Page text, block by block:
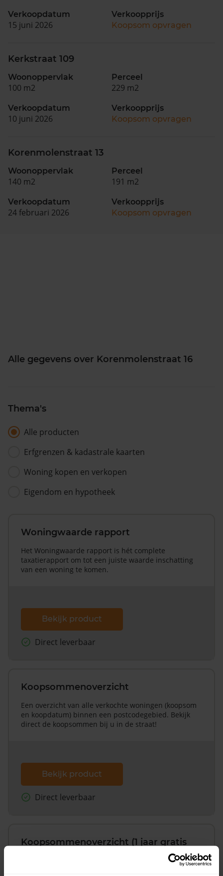
Verkoopdatum
15 juni 2026
Verkoopprijs
Koopsom opvragen
Kerkstraat 109
Woonoppervlak
100 m2
Perceel
229 m2
Verkoopdatum
10 juni 2026
Verkoopprijs
Koopsom opvragen
Korenmolenstraat 13
Woonoppervlak
140 m2
Perceel
191 m2
Verkoopdatum
24 februari 2026
Verkoopprijs
Koopsom opvragen
Alle gegevens over Korenmolenstraat 16
Thema's
Alle producten
Erfgrenzen & kadastrale kaarten
Woning kopen en verkopen
Eigendom en hypotheek
Woningwaarde rapport
Het Woningwaarde rapport is hét complete
taxatierapport om tot een juiste waarde inschatting
van een woning te komen.
Bekijk product
Direct leverbaar
Koopsommenoverzicht
Een overzicht van alle verkochte woningen (koopsom
en koopdatum) binnen een postcodegebied. Bekijk
direct de koopsommen bij u in de straat!
Bekijk product
Direct leverbaar
Koopsommenoverzicht (1 jaar gratis